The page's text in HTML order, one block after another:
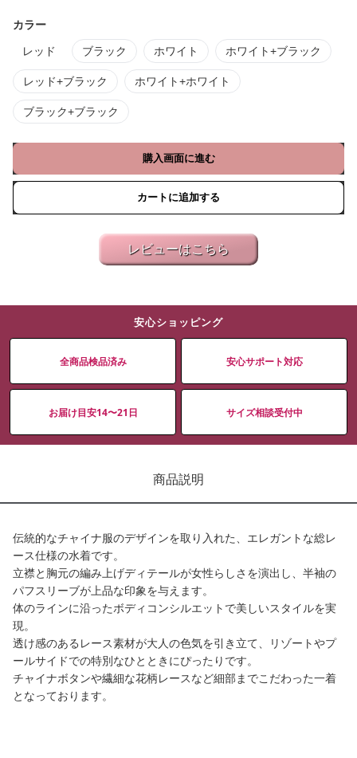
カラー
レッド ブラック ホワイト ホワイト+ブラック
レッド+ブラック ホワイト+ホワイト
ブラック+ブラック
購入画面に進む
カートに追加する
レビューはこちら
安心ショッピング
全商品検品済み 安心サポート対応
お届け目安14〜21日 サイズ相談受付中
商品説明
伝統的なチャイナ服のデザインを取り入れた、エレガントな総レ
ース仕様の水着です。
立襟と胸元の編み上げディテールが女性らしさを演出し、半袖の
パフスリーブが上品な印象を与えます。
体のラインに沿ったボディコンシルエットで美しいスタイルを実
現。
透け感のあるレース素材が大人の色気を引き立て、リゾートやプ
ールサイドでの特別なひとときにぴったりです。
チャイナボタンや繊細な花柄レースなど細部までこだわった一着
となっております。